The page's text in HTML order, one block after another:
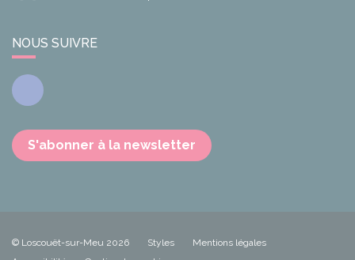
NOUS SUIVRE
Facebook
S'abonner à la newsletter
© Loscouët-sur-Meu 2026 Styles
Mentions légales